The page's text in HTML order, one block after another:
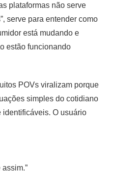
plataformas não serve
serve para entender como
está mudando e
estão funcionando
POVs viralizam porque
simples do cotidiano
O usuário